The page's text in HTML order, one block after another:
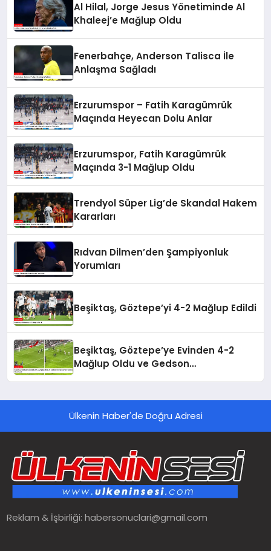
Al Hilal, Jorge Jesus Yönetiminde Al
Khaleej’e Mağlup Oldu
Fenerbahçe, Anderson Talisca İle
Anlaşma Sağladı
Erzurumspor – Fatih Karagümrük
Maçında Heyecan Dolu Anlar
Erzurumspor, Fatih Karagümrük
Maçında 3-1 Mağlup Oldu
Trendyol Süper Lig’de Skandal Hakem
Kararları
Rıdvan Dilmen’den Şampiyonluk
Yorumları
Beşiktaş, Göztepe’yi 4-2 Mağlup Edildi
Beşiktaş, Göztepe’ye Evinden 4-2
Mağlup Oldu ve Gedson
Ülkenin Haber'de Doğru Adresi
Reklam & İşbirliği:habersonuclari@gmail.com